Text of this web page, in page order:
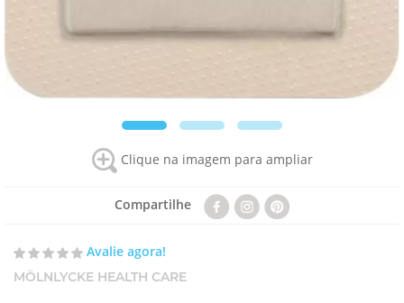
Clique na imagem para ampliar
Compartilhe
Avalie agora!
MÖLNLYCKE HEALTH CARE